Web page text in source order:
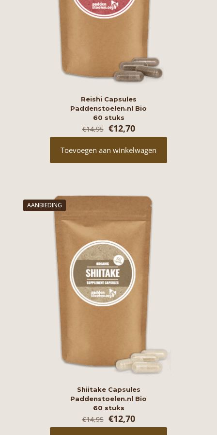
Reishi Capsules
Paddenstoelen.nl Bio
60 stuks
€14,95 Oorspronkelijke
prijs
was:
€14,95.
€12,70Huidige
prijs
€12,70.
Toevoegen aan winkelwagen
AANBIEDING
Shiitake Capsules
Paddenstoelen.nl Bio
60 stuks
€14,95 Oorspronkelijke
prijs
€12,70Huidige
prijs